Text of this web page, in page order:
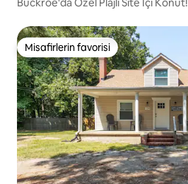
Misafirlerin favorisi
Misafirlerin favorisi